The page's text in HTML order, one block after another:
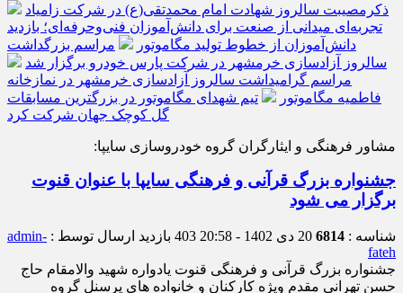
ذکرمصیبت سالروز شهادت امام محمدتقی(ع) در شرکت زامیاد
تجربه‌ای میدانی از صنعت برای دانش‌آموزان فنی‌وحرفه‌ای؛ بازدید
دانش‌آموزان از خطوط تولید مگاموتور
مراسم بزرگداشت
سالروز آزادسازی خرمشهر در شرکت پارس خودرو برگزار شد
مراسم گرامیداشت سالروز آزادسازی خرمشهر در نمازخانه
فاطمیه مگاموتور
تیم شهدای مگاموتور در بزرگترین مسابقات
گل کوچک جهان شرکت کرد
مشاور فرهنگی و ایثارگران گروه خودروسازی سایپا:
جشنواره بزرگ قرآنی و فرهنگی سایپا با عنوان قنوت
برگزار می شود
شناسه : 6814 20 دی 1402 - 20:58 ارسال توسط : admin-
fateh
جشنواره بزرگ قرآنی و فرهنگی قنوت یادواره شهید والامقام حاج
حسن تهرانی مقدم ویژه کارکنان و خانواده های پرسنل گروه